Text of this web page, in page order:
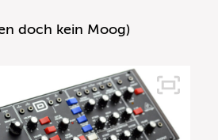
doch kein Moog)